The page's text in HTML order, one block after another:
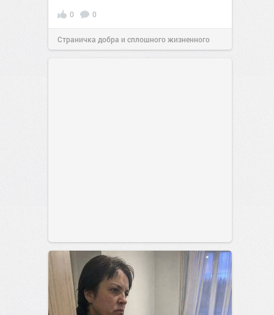
0 0
Страничка добра и сплошного жизненного